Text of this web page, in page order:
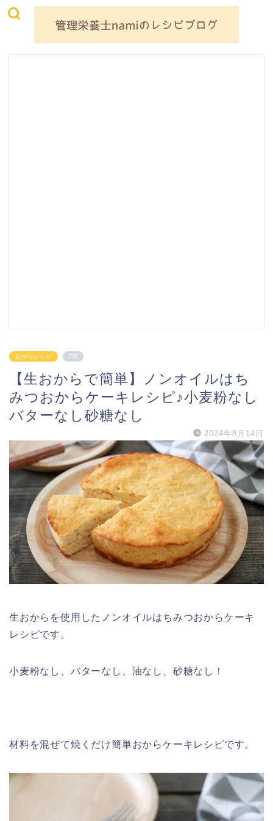
おからレシピ PR
【生おからで簡単】ノンオイルはち
みつおからケーキレシピ♪小麦粉なし
バターなし砂糖なし
2024年8月14日
生おからを使用したノンオイルはちみつおからケーキ
レシピです。
小麦粉なし、バターなし、油なし、砂糖なし！
材料を混ぜて焼くだけ簡単おからケーキレシピです。